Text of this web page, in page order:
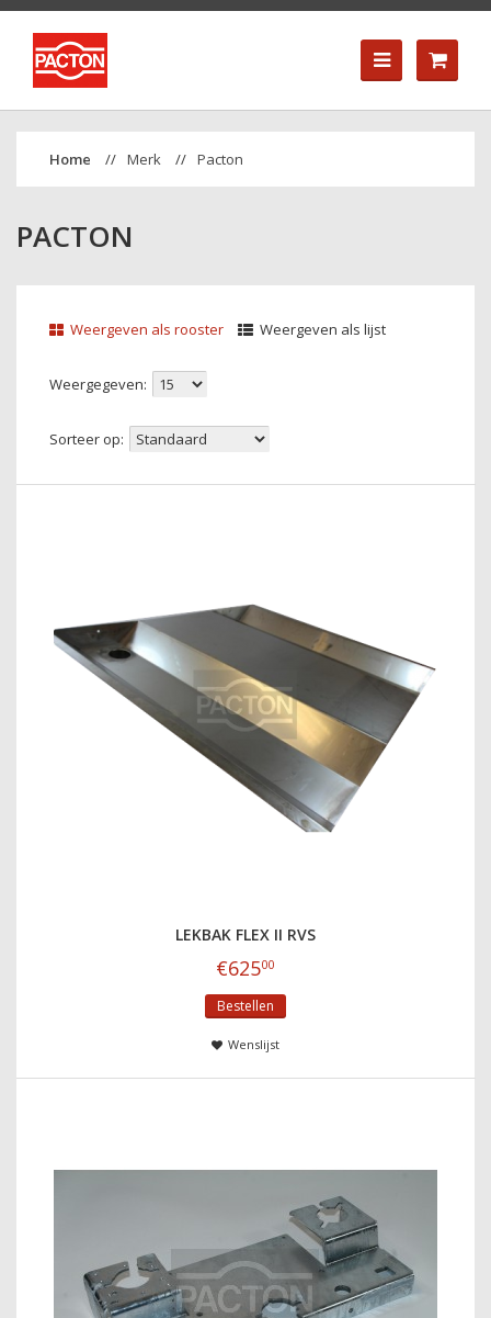
Merk Pacton
PACTON
Weergeven als rooster Weergeven als lijst
Weergegeven:
Sorteer op:
LEKBAK FLEX II RVS
€62500
Bestellen
Wenslijst